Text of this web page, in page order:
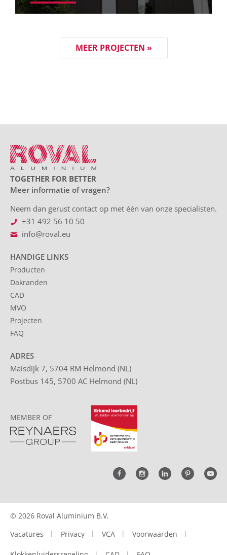
MEER PROJECTEN »
TOGETHER FOR BETTER
Meer informatie of vragen?
Neem dan gerust contact op met één van onze specialisten.
+31 492 56 10 50
info@roval.eu
HANDIGE LINKS
Producten
Dakranden
CAD
MVO
Projecten
FAQ
ADRES
Maisdijk 7, 5704 RM Helmond (NL)
Postbus 145, 5700 AC Helmond (NL)
MEMBER OF
© 2026 Roval Aluminium B.V.
Vacatures
Privacy VCA Voorwaarden